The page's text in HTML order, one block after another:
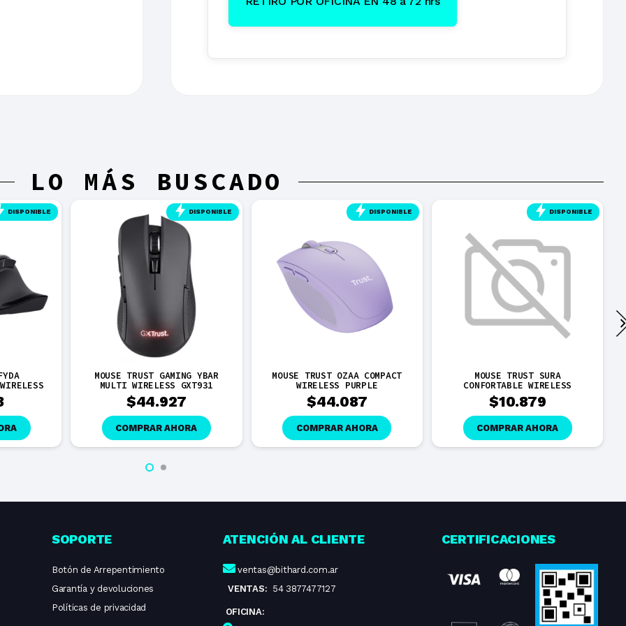
LO MÁS BUSCADO
DISPONIBLE DISPONIBLE
MOUSE TRUST GAMING YBAR
MULTI WIRELESS GXT931
$44.927
COMPRAR AHORA
DISPONIBLE
MOUSE TRUST OZAA COMPACT
WIRELESS PURPLE
$44.087
COMPRAR AHORA
DISPONIBLE
MOUSE TRUST SURA
CONFORTABLE WIRELESS
$10.879
COMPRAR AHORA
SOPORTE
Botón de Arrepentimiento
Garantía y devoluciones
Políticas de privacidad
ATENCIÓN AL CLIENTE
ventas@bithard.com.ar
VENTAS: 54 3877477127
OFICINA:
CERTIFICACIONES